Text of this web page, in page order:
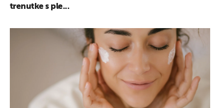
trenutke s ple...